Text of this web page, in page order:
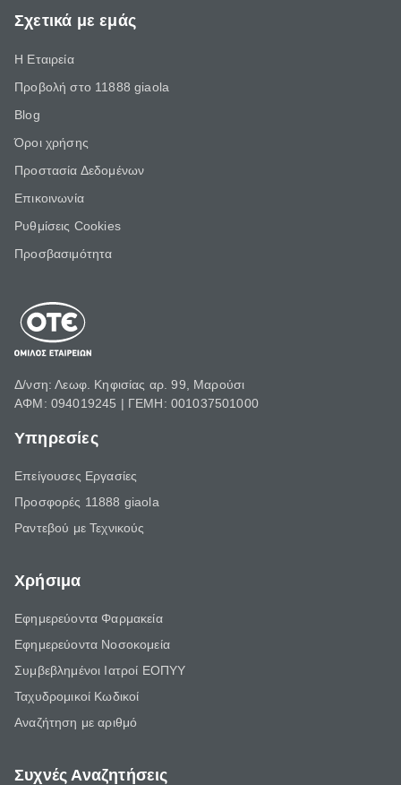
Σχετικά με εμάς
Η Εταιρεία
Προβολή στο 11888 giaola
Blog
Όροι χρήσης
Προστασία Δεδομένων
Επικοινωνία
Ρυθμίσεις Cookies
Προσβασιμότητα
Δ/νση: Λεωφ. Κηφισίας αρ. 99, Μαρούσι
ΑΦΜ: 094019245 | ΓΕΜΗ: 001037501000
Υπηρεσίες
Επείγουσες Εργασίες
Προσφορές 11888 giaola
Ραντεβού με Τεχνικούς
Χρήσιμα
Εφημερεύοντα Φαρμακεία
Εφημερεύοντα Νοσοκομεία
Συμβεβλημένοι Ιατροί ΕΟΠΥΥ
Ταχυδρομικοί Κωδικοί
Αναζήτηση με αριθμό
Συχνές Αναζητήσεις